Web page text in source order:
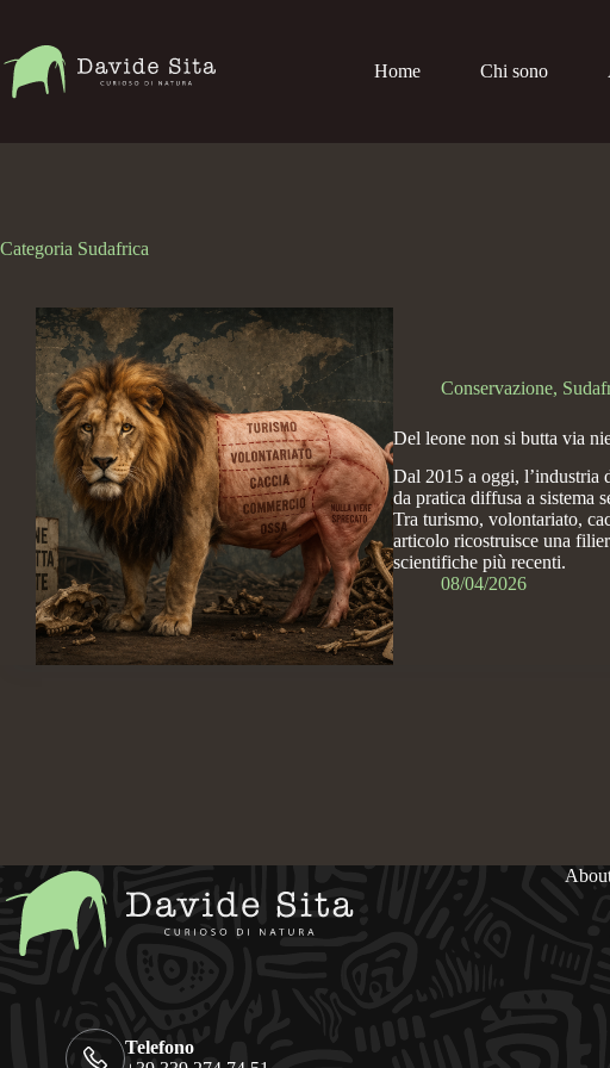
contenuto
Home
Chi sono
Categoria Sudafrica
Conservazione,
Del leone non si butta via
Dal 2015 a oggi, l’industria
da pratica diffusa a sistema
Tra turismo, volontariato,
articolo ricostruisce una
scientifiche più recenti.
08/04/2026
Telefono